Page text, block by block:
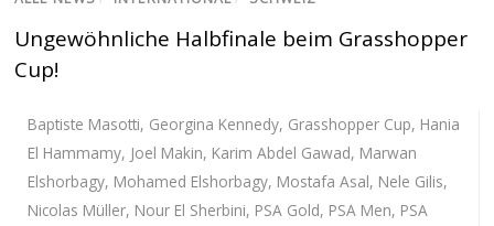
Ungewöhnliche Halbfinale beim Grasshopper
Cup!
Baptiste Masotti, Georgina Kennedy, Grasshopper Cup, Hania
El Hammamy, Joel Makin, Karim Abdel Gawad, Marwan
Elshorbagy, Mohamed Elshorbagy, Mostafa Asal, Nele Gilis,
Nicolas Müller, Nour El Sherbini, PSA Gold, PSA Men, PSA